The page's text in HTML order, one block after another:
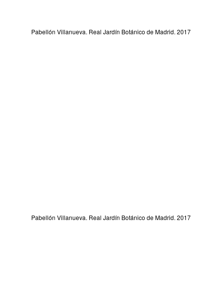
Pabellón Villanueva. Real Jardín Botánico de Madrid. 2017
Pabellón Villanueva. Real Jardín Botánico de Madrid. 2017